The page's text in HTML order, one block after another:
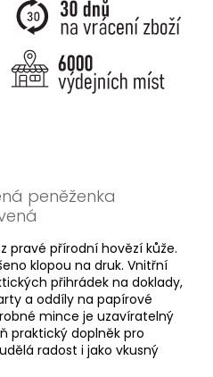
peněženka
pravé přírodní hovězí kůže.
klopou na druk. Vnitřní
přihrádek na doklady,
a oddíly na papírové
mince je uzavíratelný
praktický doplněk pro
radost i jako vkusný